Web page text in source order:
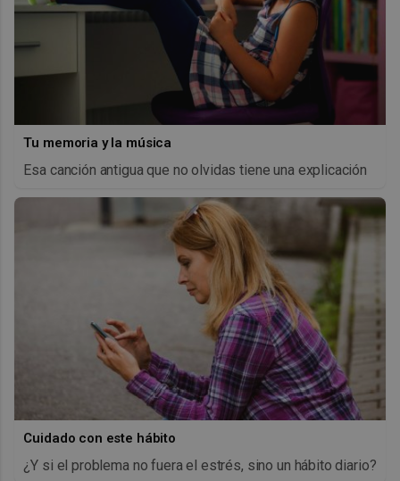
Tu memoria y la música
Esa canción antigua que no olvidas tiene una explicación
Cuidado con este hábito
¿Y si el problema no fuera el estrés, sino un hábito diario?